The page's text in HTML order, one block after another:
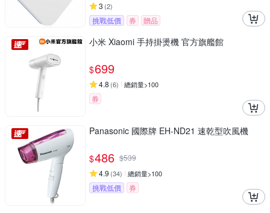
3 (2)
挑戰低價 券 贈品
小米 Xiaomi 手持掛燙機 官方旗艦館
$699
4.8 (6) 總銷量>100
券
Panasonic 國際牌 EH-ND21 速乾型吹風機
$486 $539
4.9 (34) 總銷量>100
挑戰低價 券